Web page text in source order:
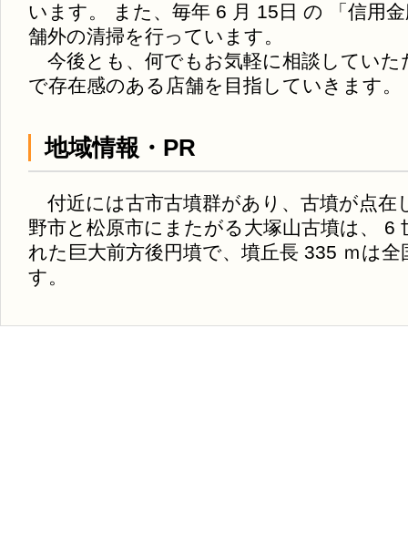
います。 また、毎年 6 月 15日 の 「信用
舗外の清掃を行っています。
今後とも、何でもお気軽に相談していた
で存在感のある店舗を目指していきます。
地域情報・PR
付近には古市古墳群があり、古墳が点在
野市と松原市にまたがる大塚山古墳は、 6
れた巨大前方後円墳で、墳丘長 335 ｍは全
す。